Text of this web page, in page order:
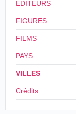
ÉDITEURS
FIGURES
FILMS
PAYS
VILLES
Crédits